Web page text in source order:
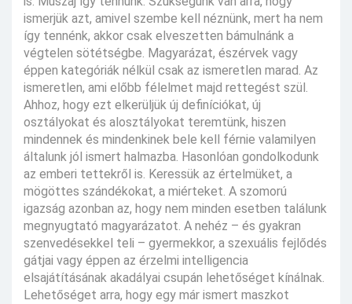
ismerjük azt, amivel szembe kell néznünk, mert ha nem
így tennénk, akkor csak elveszetten bámulnánk a
végtelen sötétségbe. Magyarázat, észérvek vagy
éppen kategóriák nélkül csak az ismeretlen marad. Az
ismeretlen, ami előbb félelmet majd rettegést szül.
Ahhoz, hogy ezt elkerüljük új definíciókat, új
osztályokat és alosztályokat teremtünk, hiszen
mindennek és mindenkinek bele kell férnie valamilyen
általunk jól ismert halmazba. Hasonlóan gondolkodunk
az emberi tettekről is. Keressük az értelmüket, a
mögöttes szándékokat, a miérteket. A szomorú
igazság azonban az, hogy nem minden esetben találunk
megnyugtató magyarázatot. A nehéz – és gyakran
szenvedésekkel teli – gyermekkor, a szexuális fejlődés
gátjai vagy éppen az érzelmi intelligencia
elsajátításának akadályai csupán lehetőséget kínálnak.
Lehetőséget arra, hogy egy már ismert maszkot